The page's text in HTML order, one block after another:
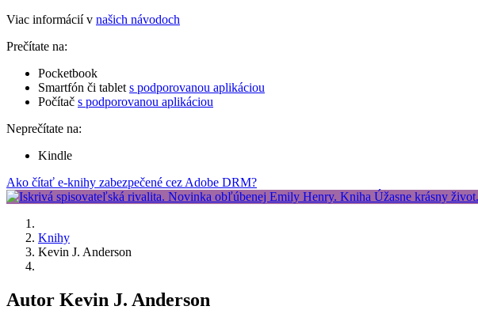
Viac informácií v našich návodoch
Prečítate na:
Pocketbook
Smartfón či tablet s podporovanou aplikáciou
Počítač s podporovanou aplikáciou
Neprečítate na:
Kindle
Ako čítať e-knihy zabezpečené cez Adobe DRM?
Knihy
Kevin J. Anderson
Autor Kevin J. Anderson